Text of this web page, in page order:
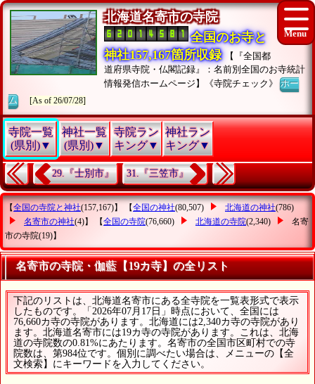
北海道名寄市の寺院
全国のお寺と
神社157,167箇所収録
【『全国都
道府県寺院・仏閣記録』：名前別全国のお寺統計
情報発信ホームページ】《寺院チェック》ホー
ム
[As of 26/07/28]
寺院一覧
(県別)▼
神社一覧
(県別)▼
寺院ラン
キング▼
神社ラン
キング▼
29.『士別市』 31.『三笠市』
【全国の寺院と神社(157,167)】 【全国の神社(80,507) 北海道の神社(786)
名寄市の神社(4)】 【全国の寺院(76,660) 北海道の寺院(2,340)
名寄
市の寺院(19)】
名寄市の寺院・伽藍【19カ寺】の全リスト
下記のリストは、北海道名寄市にある全寺院を一覧表形式で表示
したものです。「2026年07月17日」時点において、全国には
76,660カ寺の寺院があります。北海道には2,340カ寺の寺院があり
ます。北海道名寄市には19カ寺の寺院があります。これは、北海
道の寺院数の0.81%にあたります。名寄市の全国市区町村での寺
院数は、第984位です。個別に調べたい場合は、メニューの【全
文検索】にキーワードを入力してください。